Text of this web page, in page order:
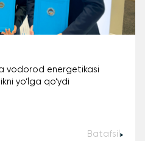
vodorod energetikasi
yo‘lga qo‘ydi
Batafsil